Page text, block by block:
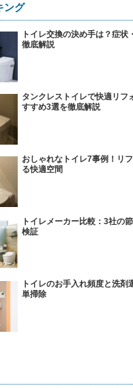
ング
トイレ交換の決め手は？症状
徹底解説
タンクレストイレで快適リフ
すすめ3選を徹底解説
おしゃれなトイレ7事例！リ
る快適空間
トイレメーカー比較：3社の
検証
トイレのお手入れ頻度と洗剤
単掃除